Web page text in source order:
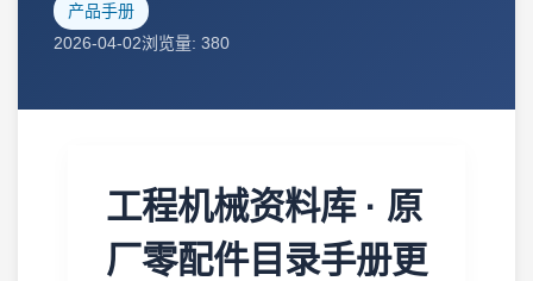
产品手册
2026-04-02浏览量: 380
工程机械资料库 · 原
厂零配件目录手册更